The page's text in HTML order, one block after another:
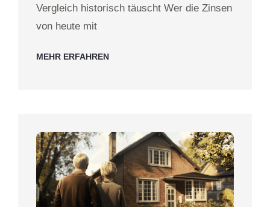
Vergleich historisch täuscht Wer die Zinsen
von heute mit
MEHR ERFAHREN